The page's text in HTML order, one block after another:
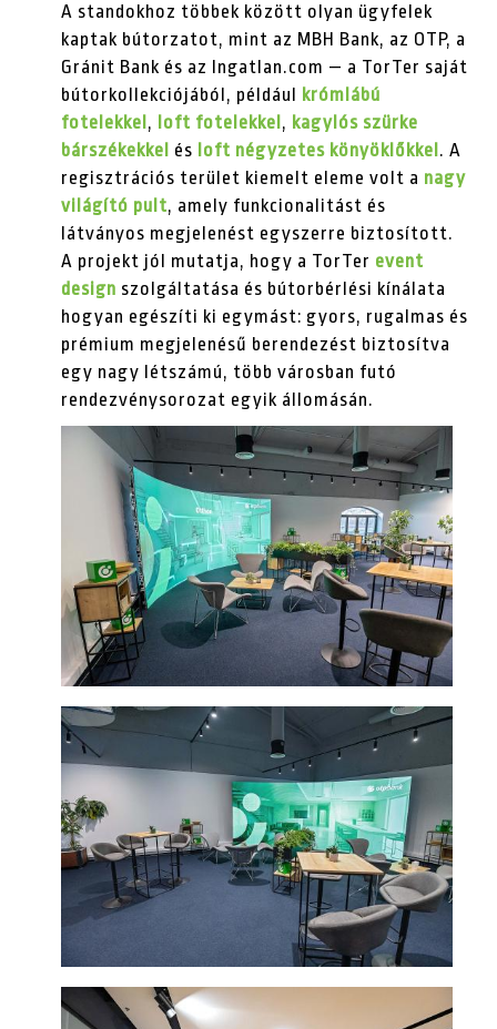
A standokhoz többek között olyan ügyfelek
kaptak bútorzatot, mint az MBH Bank, az OTP, a
Gránit Bank és az Ingatlan.com — a TorTer saját
bútorkollekciójából, például krómlábú
fotelekkel, loft fotelekkel, kagylós szürke
bárszékekkel és loft négyzetes könyöklőkkel. A
regisztrációs terület kiemelt eleme volt a nagy
világító pult, amely funkcionalitást és
látványos megjelenést egyszerre biztosított.
A projekt jól mutatja, hogy a TorTer event
design szolgáltatása és bútorbérlési kínálata
hogyan egészíti ki egymást: gyors, rugalmas és
prémium megjelenésű berendezést biztosítva
egy nagy létszámú, több városban futó
rendezvénysorozat egyik állomásán.